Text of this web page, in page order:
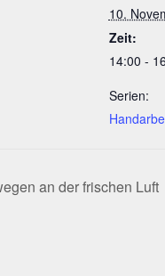
10.
Zeit:
14:00 -
Serien:
an der frischen Luft